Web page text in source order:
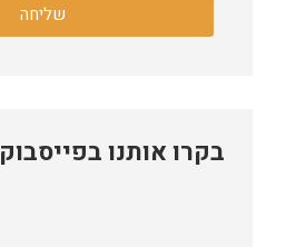
שליחה
בקרו אותנו בפייסבוק